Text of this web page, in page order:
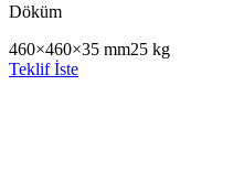
Döküm
460×460×35 mm25 kg
Teklif İste